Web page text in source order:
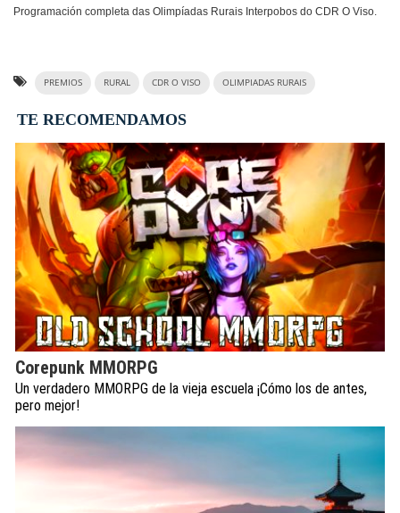
Programación completa das Olimpíadas Rurais Interpobos do CDR O Viso.
PREMIOS RURAL CDR O VISO OLIMPIADAS RURAIS
TE RECOMENDAMOS
Corepunk MMORPG
Un verdadero MMORPG de la vieja escuela ¡Cómo los de antes,
pero mejor!